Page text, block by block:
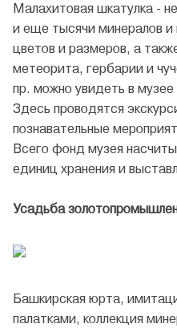
Малахитовая шкатулка -
и еще тысячи минералов и
цветов и размеров, а
метеорита, гербарии и
пр. можно увидеть в
Здесь проводятся
познавательные
Всего фонд музея
единиц хранения и
Усадьба
Башкирская юрта,
палатками, коллекция